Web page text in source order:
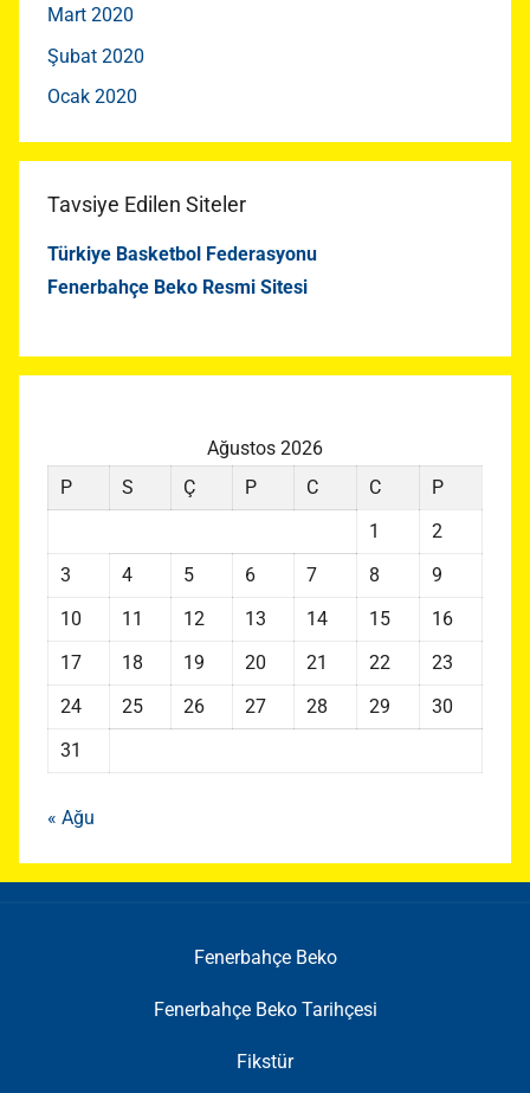
Mart 2020
Şubat 2020
Ocak 2020
Tavsiye Edilen Siteler
Türkiye Basketbol Federasyonu
Fenerbahçe Beko Resmi Sitesi
Ağustos 2026
P
S Ç P C C
P
1
2
3
4 5 6 7 8
9
10
11 12 13 14 15
16
17
18 19 20 21 22
23
24
25 26 27 28 29
30
31
« Ağu
Fenerbahçe Beko
Fenerbahçe Beko Tarihçesi
Fikstür